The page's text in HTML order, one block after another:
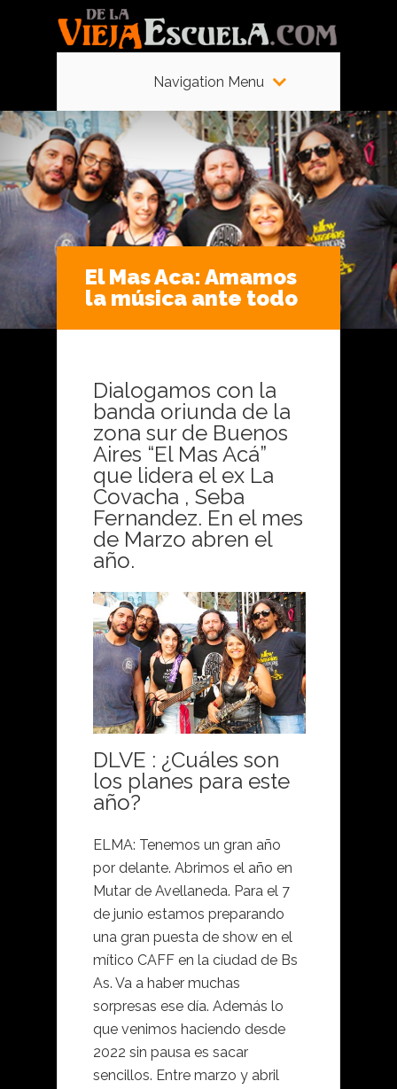
Navigation Menu
El Mas Aca: Amamos
la música ante todo
Dialogamos con la
banda oriunda de la
zona sur de Buenos
Aires “El Mas Acá”
que lidera el ex La
Covacha , Seba
Fernandez. En el mes
de Marzo abren el
año.
DLVE : ¿Cuáles son
los planes para este
año?
ELMA: Tenemos un gran año
por delante. Abrimos el año en
Mutar de Avellaneda. Para el 7
de junio estamos preparando
una gran puesta de show en el
mítico CAFF en la ciudad de Bs
As. Va a haber muchas
sorpresas ese día. Además lo
que venimos haciendo desde
2022 sin pausa es sacar
sencillos. Entre marzo y abril